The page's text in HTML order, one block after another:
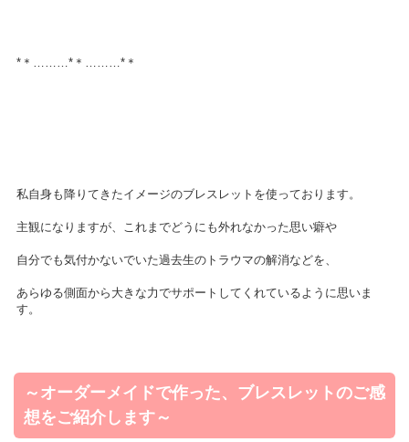
*＊………*＊………*＊
私自身も降りてきたイメージのブレスレットを使っております。
主観になりますが、これまでどうにも外れなかった思い癖や
自分でも気付かないでいた過去生のトラウマの解消などを、
あらゆる側面から大きな力でサポートしてくれているように思いま
す。
～オーダーメイドで作った、ブレスレットのご感
想をご紹介します～